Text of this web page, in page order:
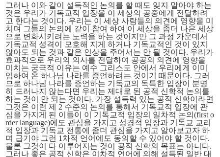
그러나 이와 같이 설득적인 논의를 할 때도 잊지 말아야 하는
것은 우리가 기독교적 입장을 이 세상의 공중에게 전달하려
고 한다는 것이다. 우리는 이 세상 사람들의 의견에 영향을 미
치며 그들의 논의에 같이 참여 하여 이 세상을 좀더 나은 세상
으로 변화시키려는 노력을 하는 것이지만 그 과정 가운데서
기독교적 성격이 모호해 지게 하거나 기독교적인 것이 있지
않아도 되는 것과 같은 인상을 주어서는 안 될 것이다. 우리가
효과적으로 우리의 의사를 전달하여 공공의 의견에 영향을
미치는 궁극적 이유는 예수 그리스도 안에서 우리에게 이미
임하여 온 하나님 나라를 증언하려는 것이기 때문이다. 그러
므로 하나님 나라를 증언하는 기독교의 독특한 입장이 분명
히 드러나지 않는다면 우리는 제대로 된 공적 신학적 논의를
하는 것이 안 되는 것이다. 가장 설득력 있는 공적 신학이라면
그것은 이런 제 2 수준의 논의를 통해서 기독교적 입장에 관
심을 가지게 된 이들이 이 기독교적 입장의 일차적 논의(first o
rder language)에도 관심을 가지고 성경적 입장과 기독교 교리
적 입장과 기독교 전통에 좀더 관심을 가지고 알아보고자 하
며 급기야 그런 1차적 언어에도 동의할 수 있어야 할 것이다.
물론 그것이 다 이루어지는 것이 공적 신학의 목표는 아니다.
그러나 좋은 공적 신학은 이차적 언어에 의해 설득된 일반 대